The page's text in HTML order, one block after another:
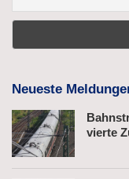
Neueste
vierte